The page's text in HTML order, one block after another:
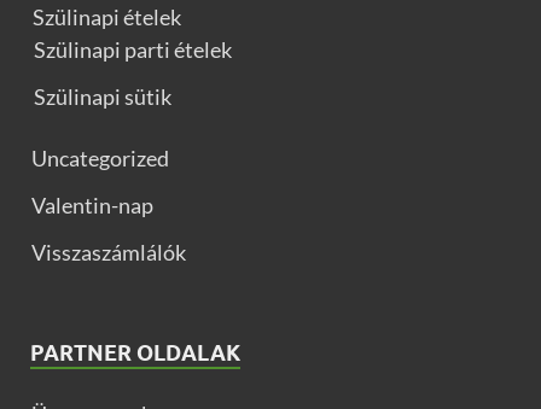
Szülinapi ételek
Szülinapi parti ételek
Szülinapi sütik
Uncategorized
Valentin-nap
Visszaszámlálók
PARTNER OLDALAK